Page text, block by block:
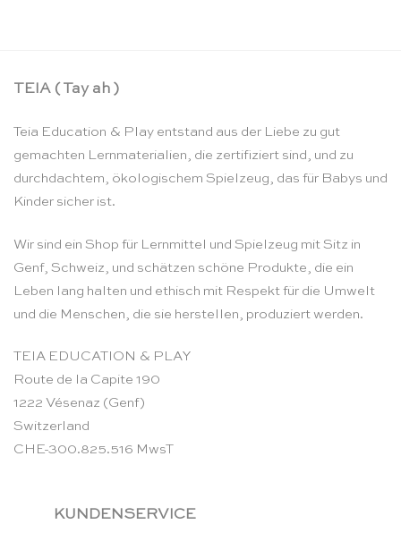
TEIA ( Tay ah )
Teia Education & Play entstand aus der Liebe zu gut
gemachten Lernmaterialien, die zertifiziert sind, und zu
durchdachtem, ökologischem Spielzeug, das für Babys und
Kinder sicher ist.
Wir sind ein Shop für Lernmittel und Spielzeug mit Sitz in
Genf, Schweiz, und schätzen schöne Produkte, die ein
Leben lang halten und ethisch mit Respekt für die Umwelt
und die Menschen, die sie herstellen, produziert werden.
TEIA EDUCATION & PLAY
Route de la Capite 190
1222 Vésenaz (Genf)
Switzerland
CHE-300.825.516 MwsT
KUNDENSERVICE